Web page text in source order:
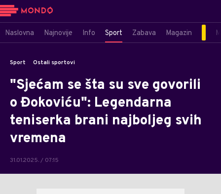
Naslovna Najnovije Info Sport Zabava Magazin
Sport Ostali sportovi
"Sjećam se šta su sve govorili
o Đokoviću": Legendarna
teniserka brani najboljeg svih
vremena
31.01.2025. / 07:15